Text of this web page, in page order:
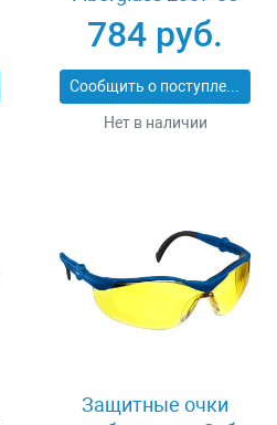
784 руб.
Сообщить о поступлении
Нет в наличии
Защитные очки